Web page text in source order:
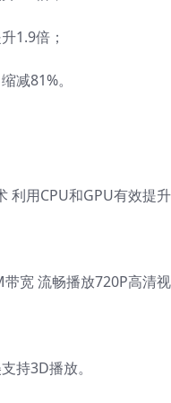
1.9倍；
减81%。
利用CPU和GPU有效提升
宽 流畅播放720P高清视
持3D播放。